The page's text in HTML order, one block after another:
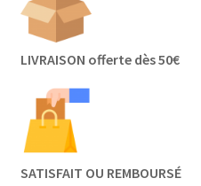
LIVRAISON offerte dès 50€
SATISFAIT OU REMBOURSÉ